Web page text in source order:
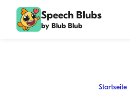
Speech Blubs
by Blub Blub
Startseite